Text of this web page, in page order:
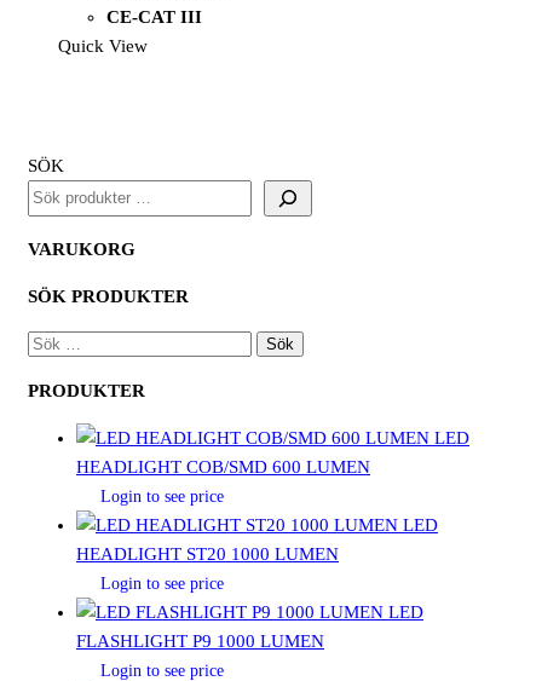
CE-CAT III
Quick View
SÖK
VARUKORG
SÖK PRODUKTER
SÖK
PRODUKTER
LED
HEADLIGHT COB/SMD 600 LUMEN
Login to see price
LED
HEADLIGHT ST20 1000 LUMEN
Login to see price
LED
FLASHLIGHT P9 1000 LUMEN
Login to see price